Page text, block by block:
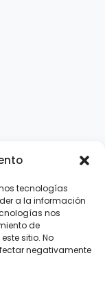
tecnologías
a la información
nos
de
sitio. No
negativamente